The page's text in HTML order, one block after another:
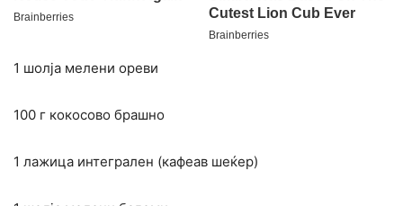
1 шолја мелени ореви
100 г кокосово брашно
1 лажица интегрален (кафеав шеќер)